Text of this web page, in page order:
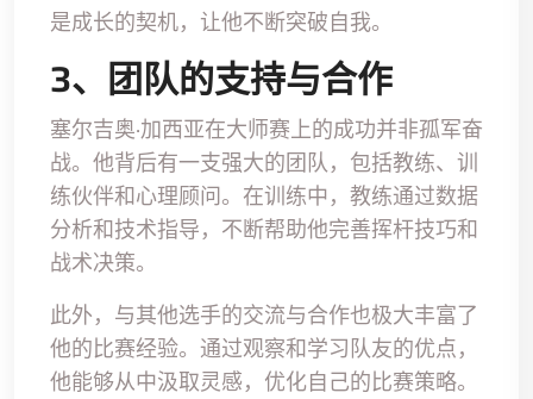
是成长的契机，让他不断突破自我。
3、团队的支持与合作
塞尔吉奥·加西亚在大师赛上的成功并非孤军奋
战。他背后有一支强大的团队，包括教练、训
练伙伴和心理顾问。在训练中，教练通过数据
分析和技术指导，不断帮助他完善挥杆技巧和
战术决策。
此外，与其他选手的交流与合作也极大丰富了
他的比赛经验。通过观察和学习队友的优点，
他能够从中汲取灵感，优化自己的比赛策略。